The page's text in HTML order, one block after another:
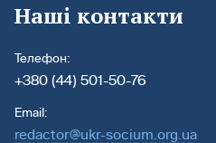
Наші контакти
Телефон:
+380 (44) 501-50-76
Email:
redactor@ukr-socium.org.ua